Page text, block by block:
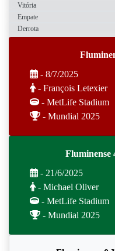
Vitória
Empate
Derrota
- 8/7/2025
- François Letexier
- MetLife Stadium
- Mundial 2025
Fluminense
- 21/6/2025
- Michael Oliver
- MetLife Stadium
- Mundial 2025